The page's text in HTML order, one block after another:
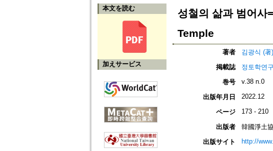
本文を読む
加えサービス
성철의 삶과 범어
Temple
著者
김광식 (
掲載誌
정토학연
巻号
v.38 n.0
出版年月日 2022.12
ページ 173 - 210
出版者
韓國淨土
出版サイト
http://